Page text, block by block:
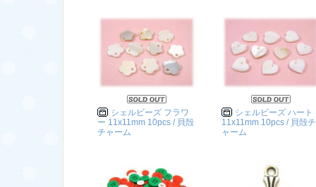
シェルビーズ フラワ
ー 11x11mm 10pcs / 貝殻
チャーム
シェルビーズ ハート
11x11mm 10pcs / 貝殻チ
ャーム